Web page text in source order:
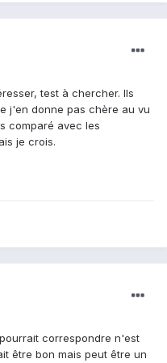
test à chercher. Ils
j'en donne pas chère au vu
comparé avec les
je crois.
correspondre n'est
être bon mais peut être un